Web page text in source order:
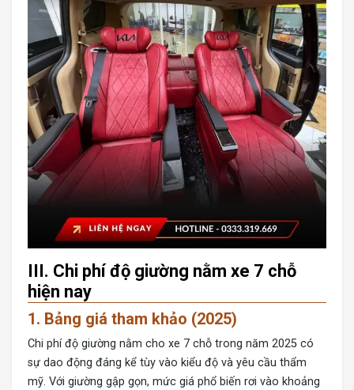
III. Chi phí độ giường nằm xe 7 chỗ
hiện nay
1. Bảng giá tham khảo (2025)
Chi phí độ giường nằm cho xe 7 chỗ trong năm 2025 có
sự dao động đáng kể tùy vào kiểu độ và yêu cầu thẩm
mỹ. Với giường gập gọn, mức giá phổ biến rơi vào khoảng